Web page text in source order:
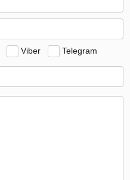
Viber Telegram